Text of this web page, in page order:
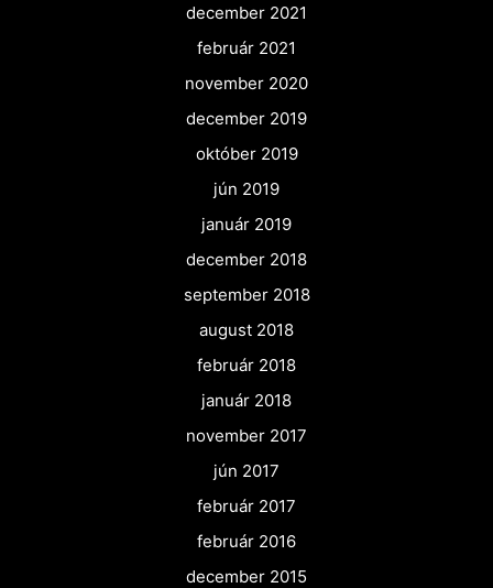
december 2021
február 2021
november 2020
december 2019
október 2019
jún 2019
január 2019
december 2018
september 2018
august 2018
február 2018
január 2018
november 2017
jún 2017
február 2017
február 2016
december 2015